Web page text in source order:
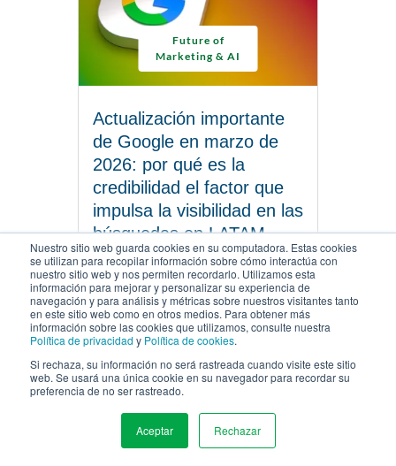
Nuestro sitio web guarda cookies en su computadora. Estas cookies
se utilizan para recopilar información sobre cómo interactúa con
nuestro sitio web y nos permiten recordarlo. Utilizamos esta
información para mejorar y personalizar su experiencia de
navegación y para análisis y métricas sobre nuestros visitantes tanto
en este sitio web como en otros medios. Para obtener más
información sobre las cookies que utilizamos, consulte nuestra
Política de privacidad y Política de cookies.
Si rechaza, su información no será rastreada cuando visite este sitio
web. Se usará una única cookie en su navegador para recordar su
preferencia de no ser rastreado.
Aceptar Rechazar
Future of
Marketing & AI
Actualización importante
de Google en marzo de
2026: por qué es la
credibilidad el factor que
impulsa la visibilidad en las
búsquedas en LATAM
ABRIL 28, 2026 |14 MINUTOS PARA LEER
LEE EL ARTÍCULO